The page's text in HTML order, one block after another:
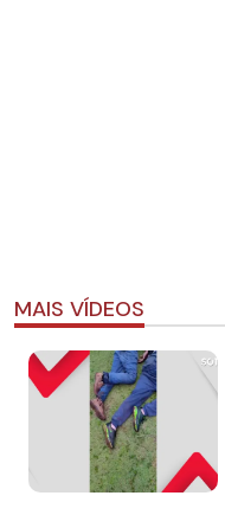
MAIS VÍDEOS